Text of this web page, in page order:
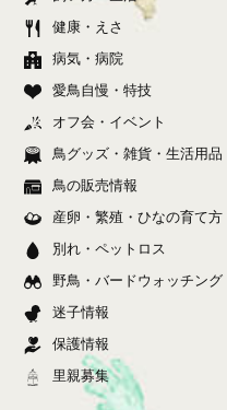
健康・えさ
病気・病院
愛鳥自慢・特技
オフ会・イベント
鳥グッズ・雑貨・生活用品
鳥の販売情報
産卵・繁殖・ひなの育て方
別れ・ペットロス
野鳥・バードウォッチング
迷子情報
保護情報
里親募集